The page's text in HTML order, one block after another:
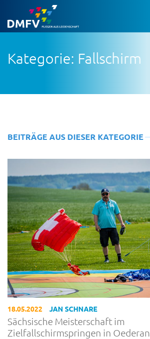
Kategorie: Fallschirm
BEITRÄGE AUS DIESER KATEGORIE
18.05.2022 JAN SCHNARE
Sächsische Meisterschaft im
Zielfallschirmspringen in Oederan